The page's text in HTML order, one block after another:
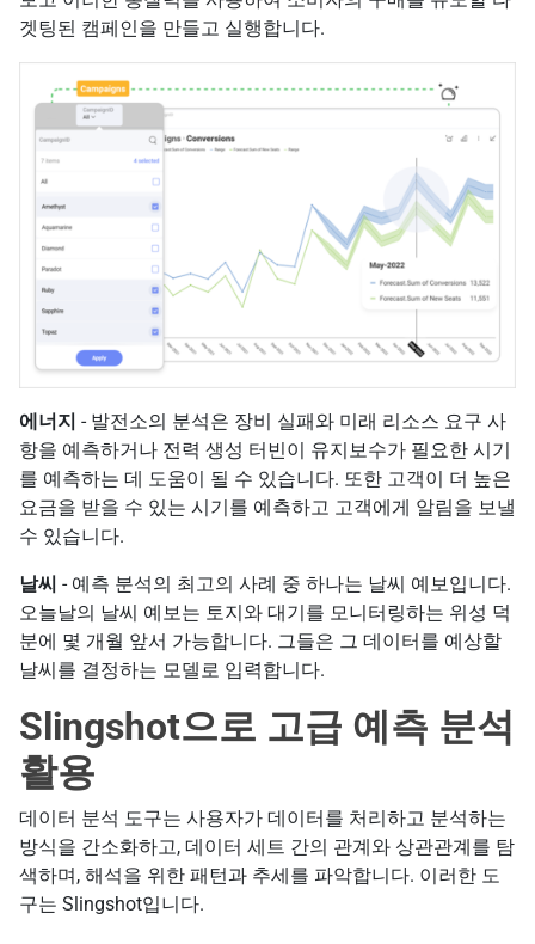
겟팅된 캠페인을 만들고 실행합니다.
에너지 - 발전소의 분석은 장비 실패와 미래 리소스 요구 사
항을 예측하거나 전력 생성 터빈이 유지보수가 필요한 시기
를 예측하는 데 도움이 될 수 있습니다. 또한 고객이 더 높은
요금을 받을 수 있는 시기를 예측하고 고객에게 알림을 보낼
수 있습니다.
날씨 - 예측 분석의 최고의 사례 중 하나는 날씨 예보입니다.
오늘날의 날씨 예보는 토지와 대기를 모니터링하는 위성 덕
분에 몇 개월 앞서 가능합니다. 그들은 그 데이터를 예상할
날씨를 결정하는 모델로 입력합니다.
Slingshot으로 고급 예측 분석
활용
데이터 분석 도구는 사용자가 데이터를 처리하고 분석하는
방식을 간소화하고, 데이터 세트 간의 관계와 상관관계를 탐
색하며, 해석을 위한 패턴과 추세를 파악합니다. 이러한 도
구는 Slingshot입니다.